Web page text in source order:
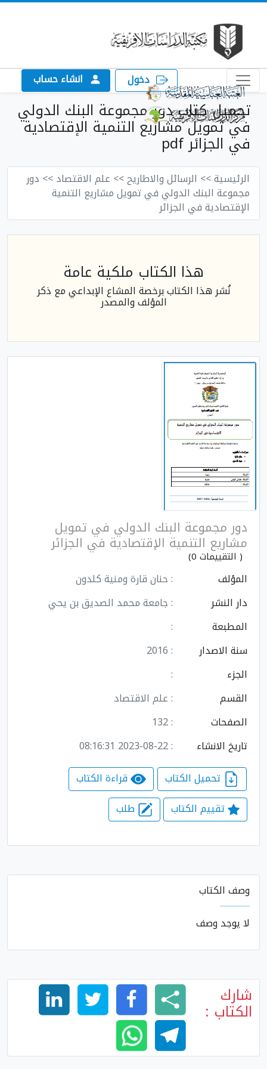
دخول انشاء حساب
تحميل كتاب دور مجموعة البنك الدولي
في تمويل مشاريع التنمية الإقتصادية
في الجزائر pdf
الرئيسية>> الرسائل والاطاريح>> علم الاقتصاد>> دور
مجموعة البنك الدولي في تمويل مشاريع التنمية
الإقتصادية في الجزائر
هذا الكتاب ملكية عامة
نُشر هذا الكتاب برخصة المشاع الإبداعي مع ذكر
المؤلف والمصدر
دور مجموعة البنك الدولي في تمويل
مشاريع التنمية الإقتصادية في الجزائر
( التقييمات 0)
المؤلف
: حنان قارة ومنية كلدون
دار النشر
: جامعة محمد الصديق بن يحي
المطبعة
:
سنة الاصدار
: 2016
الجزء
:
القسم
: علم الاقتصاد
الصفحات
: 132
تاريخ الانشاء
: 2023-08-22 08:16:31
قراءة الكتاب
تقييم الكتاب
طلب
وصف الكتاب
لا يوجد وصف
شارك
الكتاب :